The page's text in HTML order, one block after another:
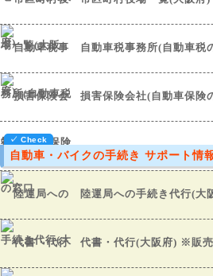
自動車税事務所(自動車税
損害保険会社(自動車保険
自動車・バイクの手続き サポート情
陸運局への手続き代行(大
代書・代行(大阪府) ※販